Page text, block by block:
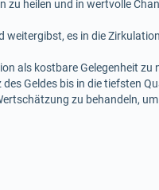
zu heilen und in wertvolle
weitergibst, es in die
als kostbare Gelegenheit
Geldes bis in die tiefsten
zu behandeln,